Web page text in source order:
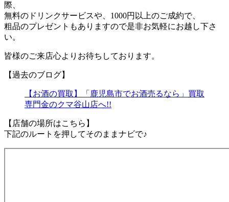
際、
無料のドリンクサービスや、1000円以上のご成約で、
粗品のプレゼントもありますので是非お気軽にお越し下さ
い。
皆様のご来店心よりお待ちしております。
【過去のブログ】
【お酒の買取】「鹿児島市でお酒売るなら」買取
専門金のクマ谷山店へ!!
【店舗の場所はこちら】
下記のルートを押してそのままナビで♪